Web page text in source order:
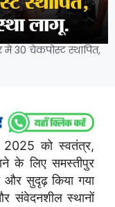
30 चेकपोस्ट स्थापित,
2025 को स्वतंत्र,
के लिए समस्तीपुर
और सुदृढ़ किया गया
संवेदनशील स्थानों